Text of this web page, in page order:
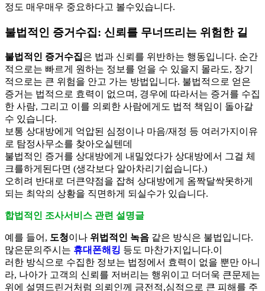
정도 매우매우 중요하다고 볼수있습니다.
불법적인 증거수집: 신뢰를 무너뜨리는 위험한 길
불법적인 증거수집은 법과 신뢰를 위반하는 행동입니다. 순간
적으로는 빠르게 원하는 정보를 얻을 수 있을지 몰라도, 장기
적으로는 큰 위험을 안고 가는 방법입니다. 불법적으로 얻은
증거는 법적으로 효력이 없으며, 경우에 따라서는 증거를 수집
한 사람, 그리고 이를 의뢰한 사람에게도 법적 책임이 돌아갈
수 있습니다.
보통 상대방에게 억압된 심정이나 마음/재정 등 여러가지이유
로 탐정사무소를 찾아오실텐데
불법적인 증거를 상대방에게 내밀었다가 상대방에서 그걸 체
크를하게된다면 (생각보다 알아차리기쉽습니다.)
오히려 반대로 더큰약점을 잡혀 상대방에게 옴짝달싹못하게
되는 최악의 상황을 직면하게 되실수가 있습니다.
합법적인 조사서비스 관련 설명글
예를 들어, 도청이나 위법적인 녹음 같은 방식은 불법입니다.
많은문의주시는 휴대폰해킹 등도 마찬가지입니다.이
러한 방식으로 수집한 정보는 법정에서 효력이 없을 뿐만 아니
라, 나아가 고객의 신뢰를 저버리는 행위이고 더더욱 큰문제는
위에 설명드린거처럼 의뢰인께 금전적,심적으로 큰 피해를 주